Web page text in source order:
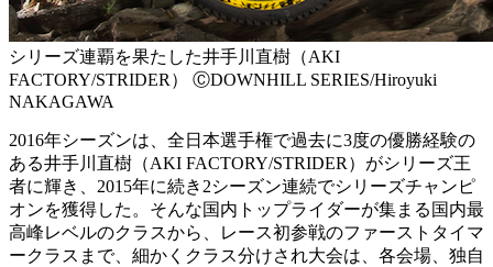
シリーズ連覇を果たした井手川直樹（AKI
FACTORY/STRIDER） ⒸDOWNHILL SERIES/Hiroyuki
NAKAGAWA
2016年シーズンは、全日本選手権で過去に3度の優勝経験の
ある井手川直樹（AKI FACTORY/STRIDER）がシリーズ王
者に輝き、2015年に続き2シーズン連続でシリーズチャンピ
オンを獲得した。そんな国内トップライダーが集まる国内最
高峰レベルのクラスから、レース初参戦のファーストタイマ
ークラスまで、細かくクラス分けされ大会は、各会場、独自